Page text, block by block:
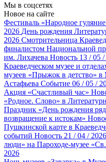
Мы в соцсетях
Новое на сайте
Фестиваль «Народное
2026 День рождения
2026 Смотрительница
финалистом Национальной
им. Лихачева Новость 13 / 05
Краеведческом музее и
музеев «Прыжок в детство»
Астафьева Событие 06 / 05 /
Акция «Счастливый час»
«Родное. Слово» в
Праздник «День рождения
возвращение к истокам»
Пушкинской карте в
событий Новость 21 / 04 / 2026
люди» на Пароходе-музее
2026